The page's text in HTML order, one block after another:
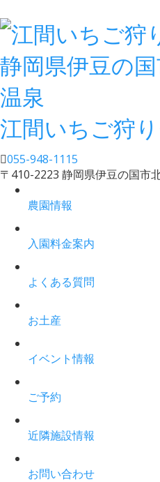
静岡県伊豆の
温泉
江間いちご狩
055-948-1115
〒410-2223 静岡県伊豆の国市
農園情報
入園料金案内
よくある質問
お土産
イベント情報
ご予約
近隣施設情報
お問い合わせ